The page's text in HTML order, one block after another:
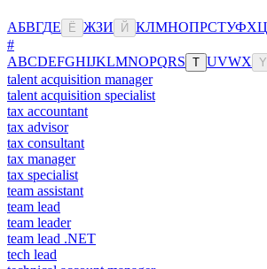
АБВГДЕ Ё ЖЗИ Й КЛМНОПРСТУФХЦ
#
ABCDEFGHIJKLMNOPQRS T UVWX Y
talent acquisition manager
talent acquisition specialist
tax accountant
tax advisor
tax consultant
tax manager
tax specialist
team assistant
team lead
team leader
team lead .NET
tech lead